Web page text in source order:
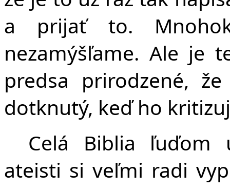
a prijať to.
nezamýšľame. Ale je
predsa prirodzené,
dotknutý, keď ho
Celá Biblia ľuďom
ateisti si veľmi radi